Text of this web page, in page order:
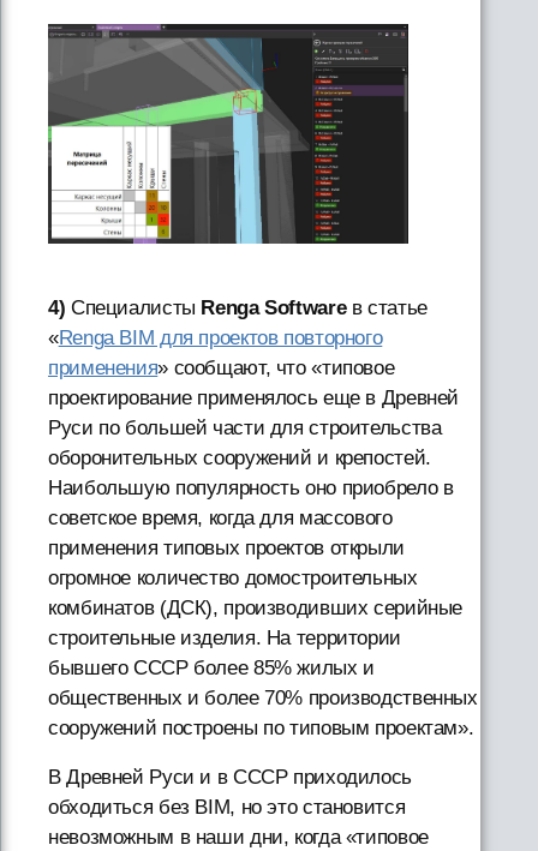
4) Специалисты Renga Softwareв статье
«Renga BIM для проектов повторного
применения» сообщают, что «типовое
проектирование применялось еще в Древней
Руси по большей части для строительства
оборонительных сооружений и крепостей.
Наибольшую популярность оно приобрело в
советское время, когда для массового
применения типовых проектов открыли
огромное количество домостроительных
комбинатов (ДСК), производивших серийные
строительные изделия. На территории
бывшего СССР более 85% жилых и
общественных и более 70% производственных
сооружений построены по типовым проектам».
В Древней Руси и в СССР приходилось
обходиться без BIM, но это становится
невозможным в наши дни, когда «типовое